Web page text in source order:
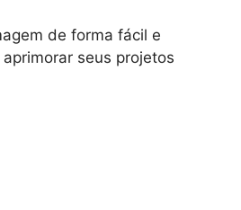
de forma fácil e
seus projetos